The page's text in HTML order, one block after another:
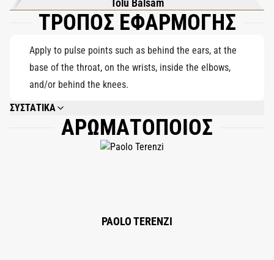
προσφέροντας βάθος και απαλή γλυκύτητα. Το μεξικάνικο
Frangipane προσδίδει κρεμώδη λουλουδάτο πλούτο, ενώ το
Romagna Birchwood εδραιώνει τη σύνθεση με εκλεπτυσμένη
δύναμη, αφήνοντας ένα φωτεινό και ενδυναμωτικό ίχνος.
Tolu Balsam
ΤΡΟΠΟΣ ΕΦΑΡΜΟΓΗΣ
Apply to pulse points such as behind the ears, at the
base of the throat, on the wrists, inside the elbows,
and/or behind the knees.
ΣΥΣΤΑΤΙΚΑ
ALCOHOL DENAT., PARFUM (FRAGRANCE), BENZYL SALICYLATE,
LIMONENE, LINALOOL, ALPHA-ISOMETHYL IONONE, CITRAL, BENZYL
ALCOHOL, HYDROXYCITRONELLAL, GERANIOL, BENZYL BENZOATE.
ΑΡΩΜΑΤΟΠΟΙΟΣ
PAOLO TERENZI